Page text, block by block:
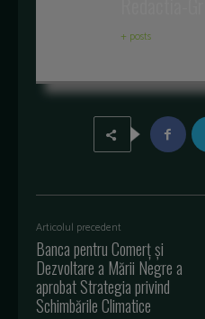
+ posts
Articolul precedent
Banca pentru Comerț și
Dezvoltare a Mării Negre a
aprobat Strategia privind
Schimbările Climatice